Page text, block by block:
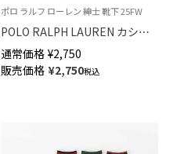
ポロ ラルフ ローレン 紳士 靴下 25FW
POLO RALPH LAUREN カシミ
ヤ混 フラットベッド ゴードン
タータンチェック ポロポニー刺
しゅう クルー丈 ビジネス カジ
通常価格 ¥2,750
販売価格 ¥2,750税込